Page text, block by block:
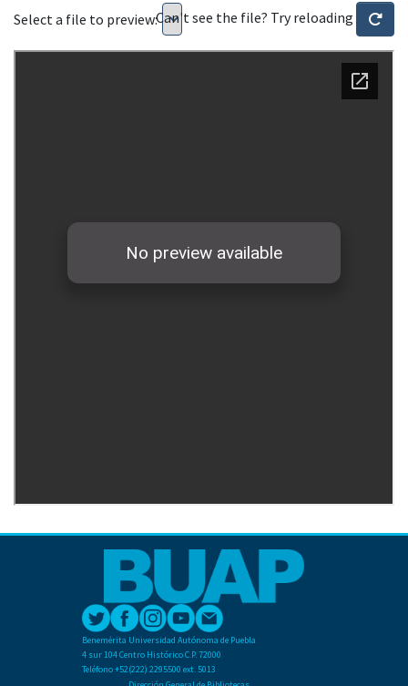
Select a file to preview:Can't see the file? Try reloading
Benemérita Universidad Autónoma de Puebla
4 sur 104 Centro Histórico C.P. 72000
Teléfono +52(222) 2295500 ext. 5013